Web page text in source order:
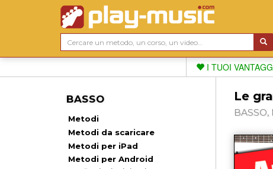
I TUOI
BASSO
Metodi
Metodi da scaricare
Metodi per iPad
Metodi per Android
Le